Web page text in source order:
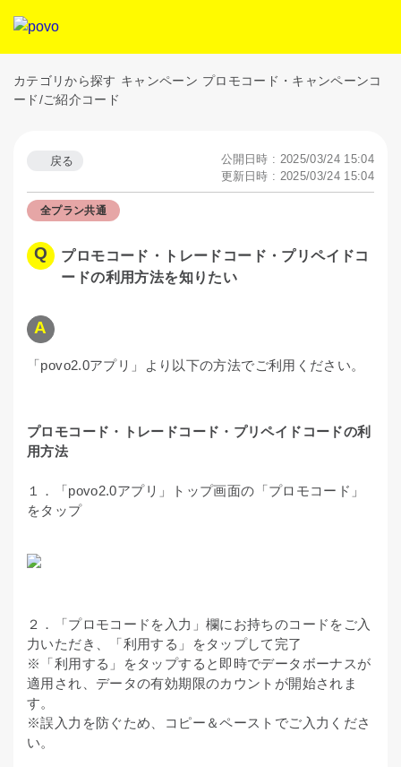
カテゴリから探す キャンペーン プロモコード・キャンペーンコ
ード/ご紹介コード
戻る
公開日時 : 2025/03/24 15:04
更新日時 : 2025/03/24 15:04
全プラン共通
プロモコード・トレードコード・プリペイドコ
ードの利用方法を知りたい
「povo2.0アプリ」より以下の方法でご利用ください。
プロモコード・トレードコード・プリペイドコードの利
用方法
１．「povo2.0アプリ」トップ画面の「プロモコード」
をタップ
２．「プロモコードを入力」欄にお持ちのコードをご入
力いただき、「利用する」をタップして完了
※「利用する」をタップすると即時でデータボーナスが
適用され、データの有効期限のカウントが開始されま
す。
※誤入力を防ぐため、コピー＆ペーストでご入力くださ
い。